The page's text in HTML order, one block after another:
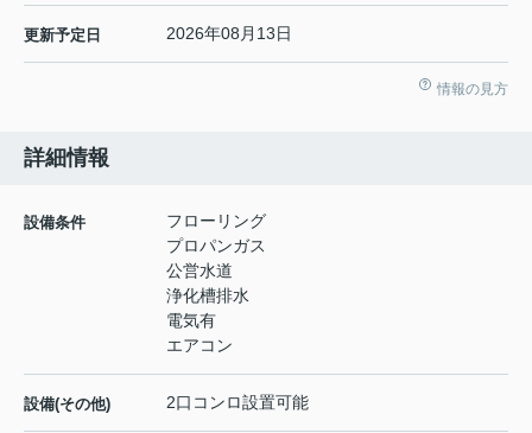
更新予定日 2026年08月13日
情報の見方
詳細情報
設備条件
フローリング
プロパンガス
公営水道
浄化槽排水
電気有
エアコン
設備(その他) 2口コンロ設置可能